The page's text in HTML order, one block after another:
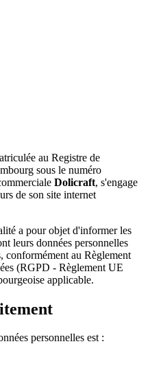
au Registre de
sous le numéro
Dolicraft, s'engage
de son site internet
a pour objet d'informer les
leurs données personnelles
conformément au Règlement
(RGPD - Règlement UE
applicable.
personnelles est :